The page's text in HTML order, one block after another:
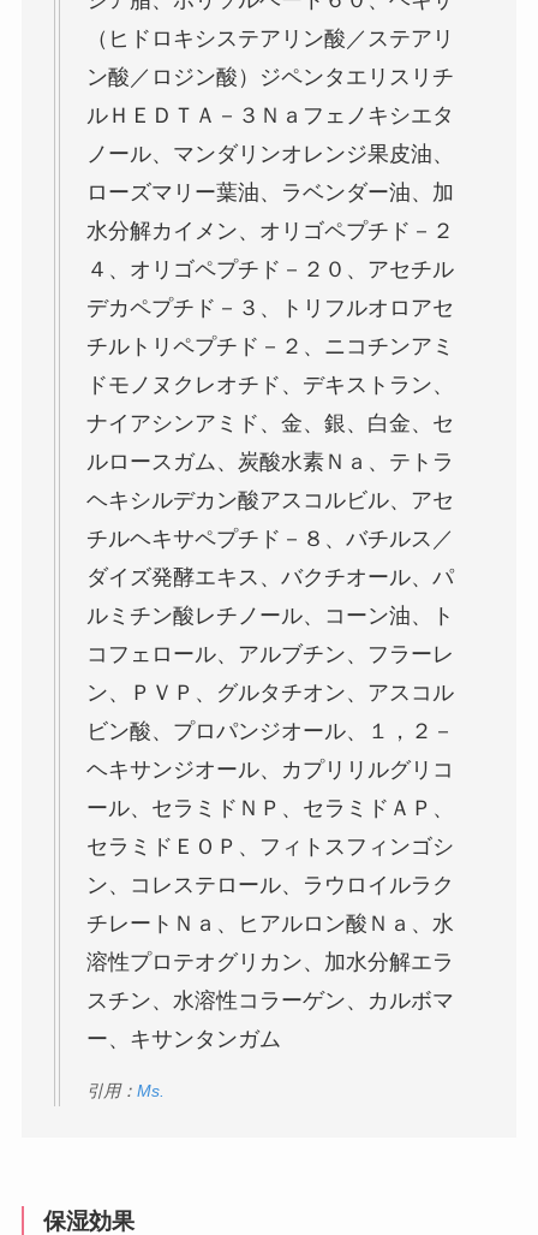
（ヒドロキシステアリン酸／ステアリ
ン酸／ロジン酸）ジペンタエリスリチ
ルＨＥＤＴＡ－３Ｎａフェノキシエタ
ノール、マンダリンオレンジ果皮油、
ローズマリー葉油、ラベンダー油、加
水分解カイメン、オリゴペプチド－２
４、オリゴペプチド－２０、アセチル
デカペプチド－３、トリフルオロアセ
チルトリペプチド－２、ニコチンアミ
ドモノヌクレオチド、デキストラン、
ナイアシンアミド、金、銀、白金、セ
ルロースガム、炭酸水素Ｎａ、テトラ
ヘキシルデカン酸アスコルビル、アセ
チルヘキサペプチド－８、バチルス／
ダイズ発酵エキス、バクチオール、パ
ルミチン酸レチノール、コーン油、ト
コフェロール、アルブチン、フラーレ
ン、ＰＶＰ、グルタチオン、アスコル
ビン酸、プロパンジオール、１，２－
ヘキサンジオール、カプリリルグリコ
ール、セラミドＮＰ、セラミドＡＰ、
セラミドＥＯＰ、フィトスフィンゴシ
ン、コレステロール、ラウロイルラク
チレートＮａ、ヒアルロン酸Ｎａ、水
溶性プロテオグリカン、加水分解エラ
スチン、水溶性コラーゲン、カルボマ
ー、キサンタンガム
引用： Ms.
保湿効果